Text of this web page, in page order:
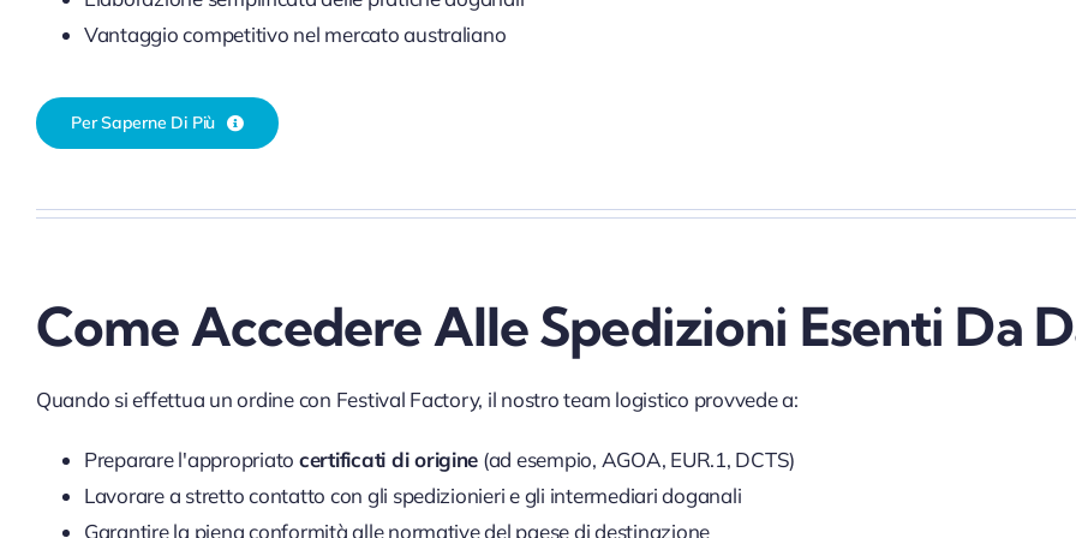
Vantaggio competitivo nel mercato australiano
Per Saperne Di Più
Come Accedere Alle Spedizioni Esenti Da
Quando si effettua un ordine con Festival Factory, il nostro team logistico provvede a:
Preparare l'appropriato certificati di origine (ad esempio, AGOA, EUR.1, DCTS)
Lavorare a stretto contatto con gli spedizionieri e gli intermediari doganali
Garantire la piena conformità alle normative del paese di destinazione